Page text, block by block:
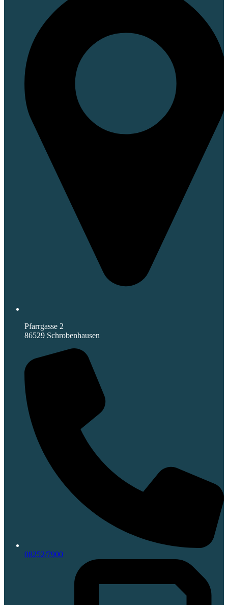
Pfarrgasse 2
86529 Schrobenhausen
08252/7900